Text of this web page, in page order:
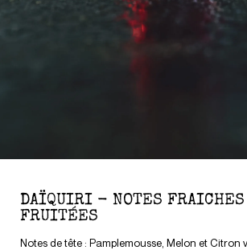
DAÏQUIRI - NOTES
FRUITÉES
Notes de tête : Pamplemousse, Melon et Citron